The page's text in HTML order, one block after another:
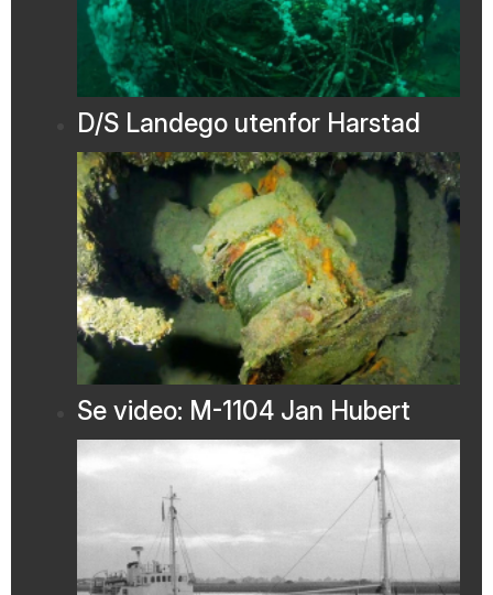
D/S Landego utenfor Harstad
Se video: M-1104 Jan Hubert